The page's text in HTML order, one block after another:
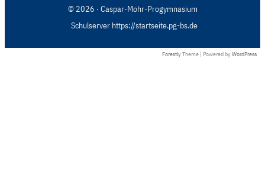
© 2026 · Caspar-Mohr-Progymnasium
Schulserver https://startseite.pg-bs.de
Forestly Theme | Powered by WordPress